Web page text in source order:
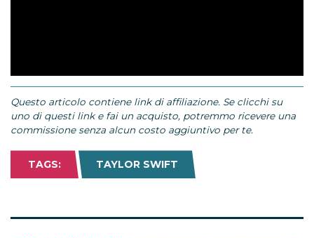
Questo articolo contiene link di affiliazione. Se clicchi su
uno di questi link e fai un acquisto, potremmo ricevere una
commissione senza alcun costo aggiuntivo per te.
TAGS: TAYLOR SWIFT